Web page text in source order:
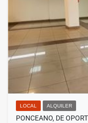
LOCAL ALQUILER
PONCEANO, DE